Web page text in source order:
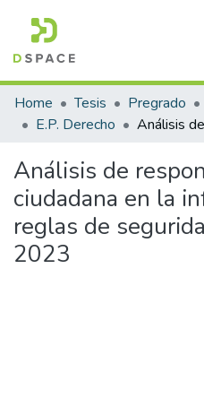
Communities & Collections
All of DSpace
Home Tesis Pregrado
E.P. Derecho
Análisis de
ciudadana en la
reglas de
2023